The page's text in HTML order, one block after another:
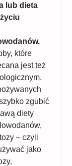
lub dieta
które
jest też
zgubić
diety
– czyli
jako